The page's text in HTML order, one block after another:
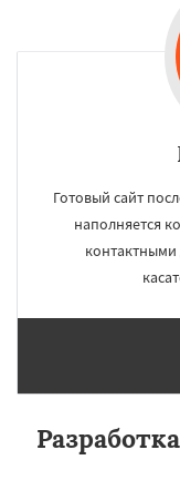
Готовый сайт
наполняется